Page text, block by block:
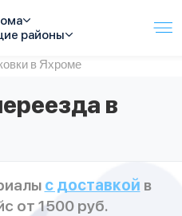
районы
в Яхроме
в
с доставкой в
от 1500 руб.